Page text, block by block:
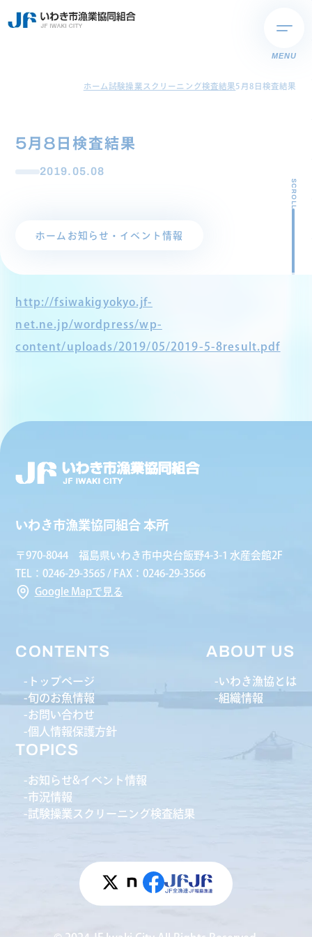
MENU
ホーム試験操業スクリーニング検査結果5月8日検査結果
5月8日検査結果
2019.05.08
ホーム お知らせ・イベント情報
SCROLL
http://fsiwakigyokyo.jf-
net.ne.jp/wordpress/wp-
content/uploads/2019/05/2019-5-8result.pdf
いわき市漁業協同組合 本所
〒970-8044 福島県いわき市中央台飯野4-3-1 水産会館2F
TEL：0246-29-3565 / FAX：0246-29-3566
Google Mapで見る
CONTENTS
トップページ
旬のお魚情報
お問い合わせ
個人情報保護方針
ABOUT US
いわき漁協とは
組織情報
TOPICS
お知らせ&イベント情報
市況情報
試験操業スクリーニング検査結果